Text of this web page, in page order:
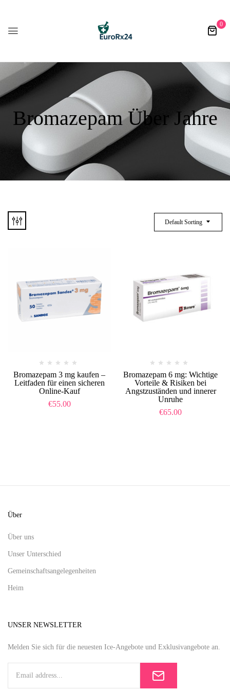
0
Bromazepam Über Jahre
Default Sorting
Bromazepam 3 mg kaufen –
Leitfaden für einen sicheren
Online-Kauf
€55.00
Bromazepam 6 mg: Wichtige
Vorteile & Risiken bei
Angstzuständen und innerer
Unruhe
€65.00
Über
Über uns
Unser Unterschied
Gemeinschaftsangelegenheiten
Heim
UNSER NEWSLETTER
Melden Sie sich für die neuesten Ice-Angebote und Exklusivangebote an.